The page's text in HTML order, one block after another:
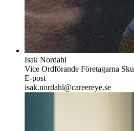
Isak Nordahl
Vice Ordförande Företagarna
E-post
isak.nordahl@careereye.se